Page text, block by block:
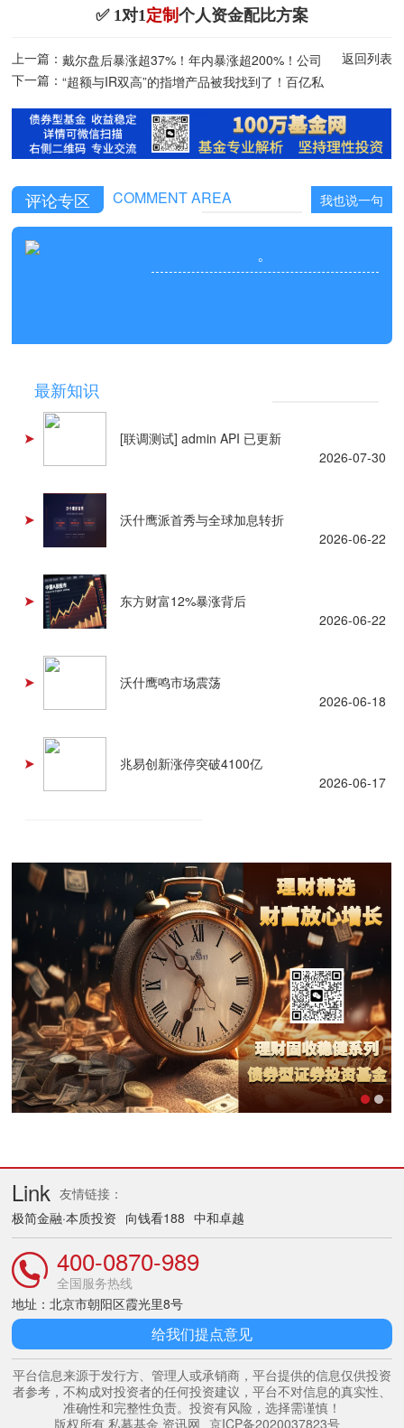
✅ 1对1 定制 个人资金配比方案
上一篇：戴尔盘后暴涨超37%！年内暴涨超200%！公司
交出史上最强成绩单！大幅上调全年业绩指引！
下一篇：“超额与IR双高”的指增产品被我找到了！百亿私
返回列表
评论专区 COMMENT AREA 我也说一句
。
最新知识
[联调测试] admin API 已更新
2026-07-30
沃什鹰派首秀与全球加息转折
2026-06-22
东方财富12%暴涨背后
2026-06-22
沃什鹰鸣市场震荡
2026-06-18
兆易创新涨停突破4100亿
2026-06-17
Link 友情链接：
极简金融·本质投资 向钱看188 中和卓越
400-0870-989
全国服务热线
地址：北京市朝阳区霞光里8号
给我们提点意见
平台信息来源于发行方、管理人或承销商，平台提供的信息仅供投资
者参考，不构成对投资者的任何投资建议，平台不对信息的真实性、
准确性和完整性负责。投资有风险，选择需谨慎！
版权所有 私募基金 资讯网 京ICP备2020037823号